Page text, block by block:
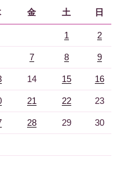
金 土 日
1 2
7 8 9
14 15 16
21 22 23
28 29 30